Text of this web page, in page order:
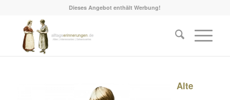
Dieses Angebot enthält Werbung!
Alte